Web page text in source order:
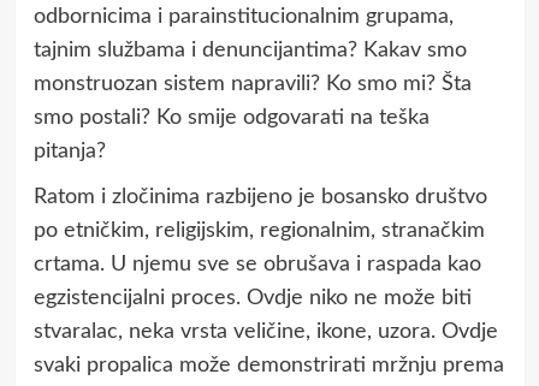
odbornicima i parainstitucionalnim grupama,
tajnim službama i denuncijantima? Kakav smo
monstruozan sistem napravili? Ko smo mi? Šta
smo postali? Ko smije odgovarati na teška
pitanja?
Ratom i zločinima razbijeno je bosansko društvo
po etničkim, religijskim, regionalnim, stranačkim
crtama. U njemu sve se obrušava i raspada kao
egzistencijalni proces. Ovdje niko ne može biti
stvaralac, neka vrsta veličine, ikone, uzora. Ovdje
svaki propalica može demonstrirati mržnju prema